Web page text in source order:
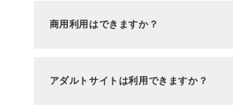
商用利用はできますか？
アダルトサイトは利用できますか？